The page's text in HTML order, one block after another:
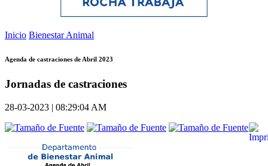
Inicio Bienestar Animal
Agenda de castraciones de Abril 2023
Jornadas de castraciones
28-03-2023 | 08:29:04 AM